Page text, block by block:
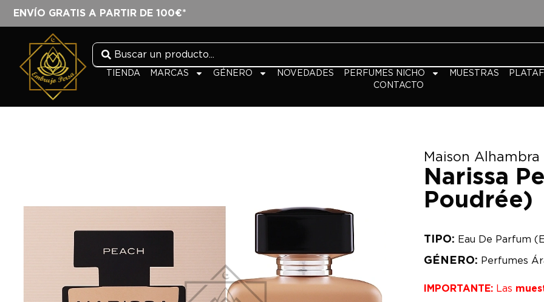
ENVÍO GRATIS A PARTIR DE 100€*
TIENDA MARCAS GÉNERO NOVEDADES PERFUMES NICHO MUESTRAS
CONTACTO
Maison Alhambra
Narissa
Poudrée)
TIPO: Eau De Parfum
GÉNERO: Perfumes
IMPORTANTE: Las